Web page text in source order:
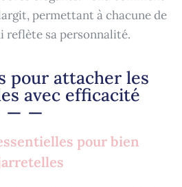
permettant à chacune de
reflète sa personnalité.
pour attacher les
avec efficacité
pour bien